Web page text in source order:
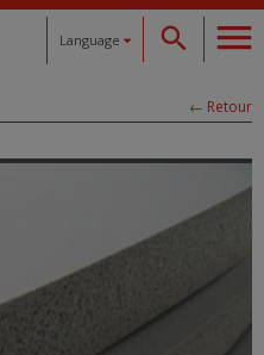
Language
← Retour